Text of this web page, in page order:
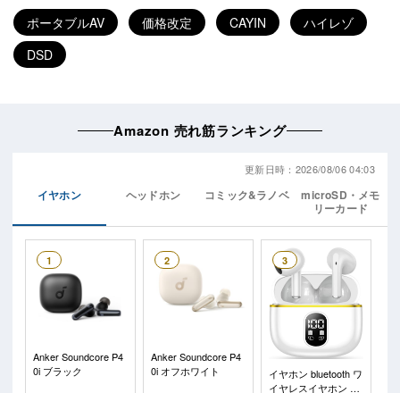
ポータブルAV 価格改定 CAYIN
ハイレゾ
DSD